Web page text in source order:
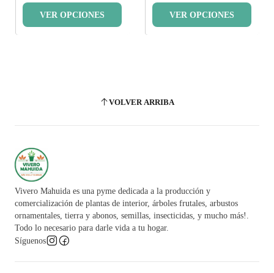
VER OPCIONES VER OPCIONES
VOLVER ARRIBA
Vivero Mahuida es una pyme dedicada a la producción y
comercialización de plantas de interior, árboles frutales, arbustos
ornamentales, tierra y abonos, semillas, insecticidas, y mucho más!.
Todo lo necesario para darle vida a tu hogar.
Síguenos